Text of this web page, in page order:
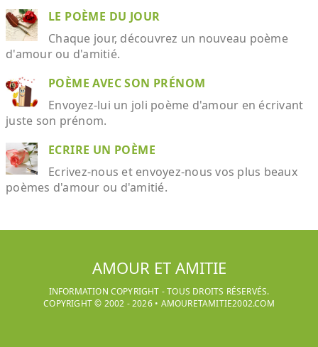
LE POÈME DU JOUR
Chaque jour, découvrez un nouveau poème
d'amour ou d'amitié.
POÈME AVEC SON PRÉNOM
Envoyez-lui un joli poème d'amour en écrivant
juste son prénom.
ECRIRE UN POÈME
Ecrivez-nous et envoyez-nous vos plus beaux
poèmes d'amour ou d'amitié.
AMOUR ET AMITIE
INFORMATION COPYRIGHT - TOUS DROITS RÉSERVÉS.
COPYRIGHT © 2002 -2026• AMOURETAMITIE2002.COM